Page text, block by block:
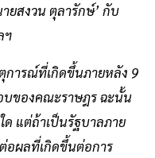
ยสงวน ตุลารักษ์’ กับ
ฯ
การณ์ที่เกิดขึ้นภายหลัง 9
บของคณะราษฎร ฉะนั้น
แต่ถ้าเป็นรัฐบาลภาย
อผลที่เกิดขึ้นต่อการ